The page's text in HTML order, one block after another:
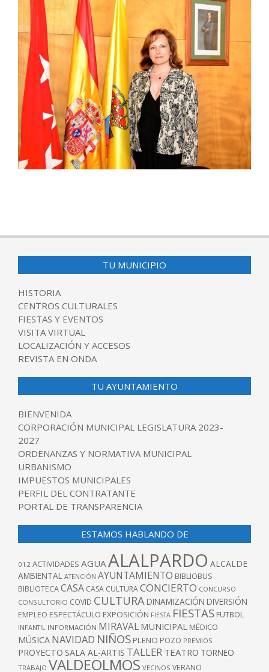
04-
TU MUNICIPIO
HISTORIA
CENTROS CULTURALES
FIESTAS Y EVENTOS
VISITA VIRTUAL
LOCALIZACIÓN Y ACCESOS
REVISTA EN ONDA
TU AYUNTAMIENTO
BIENVENIDA
CORPORACIÓN MUNICIPAL LEGISLATURA 2023-
2027
ORDENANZAS Y NORMATIVA MUNICIPAL
URBANISMO
IMPUESTOS MUNICIPALES
PERFIL DEL CONTRATANTE
PORTAL DE TRANSPARENCIA
ESTAMOS HABLANDO DE
012 ACTIVIDADES AGUAALALPARDO ALCALDE
AMBIENTAL ATENCIÓN AYUNTAMIENTO BIBLIOBUS
BIBLIOTECACASA CASA CULTURACONCIERTO CONCURSO
CONSULTORIO COVID CULTURA DINAMIZACIÓN DIVERSIÓN
EMPLEO ESPECTÁCULO EXPOSICIÓN FIESTA FIESTAS FUTBOL
INFANTIL INFORMACIÓN MIRAVAL MUNICIPAL MÉDICO
MÚSICA NAVIDAD NIÑOS PLENO POZO PREMIOS
PROYECTO SALA AL-ARTIS TALLER TEATRO TORNEO
TRABAJO VALDEOLMOS VECINOS VERANO